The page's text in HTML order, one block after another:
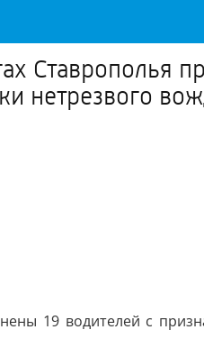
Ставрополья
нетрезвого
19 водителей с